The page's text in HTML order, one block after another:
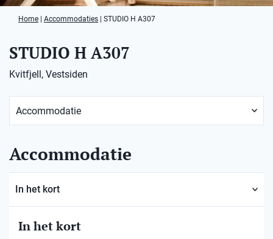
Home Accommodaties STUDIO H A307
STUDIO H A307
Kvitfjell, Vestsiden
Accommodatie
In het kort
In het kort